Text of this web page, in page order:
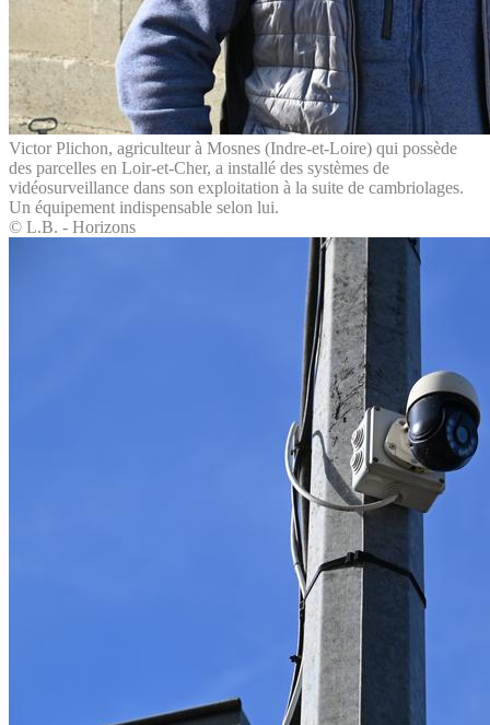
Victor Plichon, agriculteur à Mosnes (Indre-et-Loire) qui possède
des parcelles en Loir-et-Cher, a installé des systèmes de
vidéosurveillance dans son exploitation à la suite de cambriolages.
Un équipement indispensable selon lui.
© L.B. - Horizons